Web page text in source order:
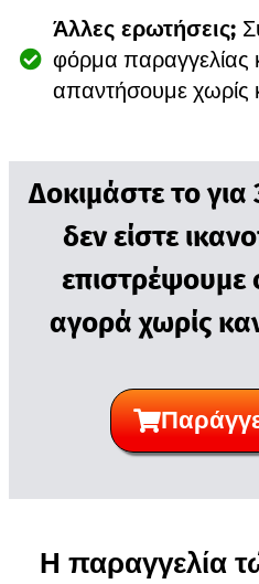
Άλλες ερωτήσεις;
φόρμα παραγγελίας
απαντήσουμε χωρίς
Δοκιμάστε το για
δεν είστε
επιστρέψουμε
αγορά χωρίς
Η παραγγελία